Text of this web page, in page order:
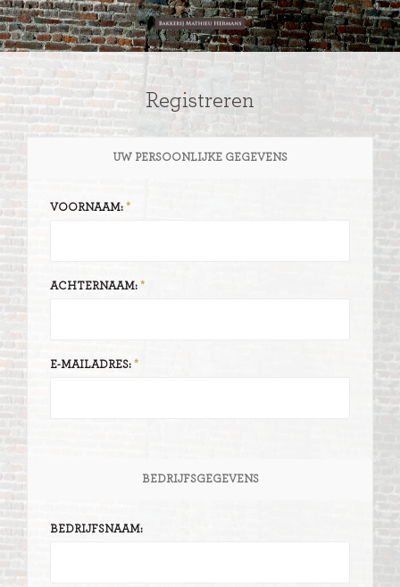
Registreren
UW PERSOONLIJKE GEGEVENS
VOORNAAM:
ACHTERNAAM:
E-MAILADRES:
BEDRIJFSGEGEVENS
BEDRIJFSNAAM: